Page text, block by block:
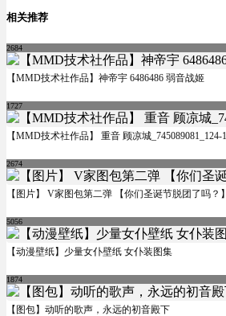
相关推荐
2684
【MMD技术社作品】神帝宇 6486486 弱音战姬
1727
【MMD技术社作品】 重音 顾凉城_745089081_124-1
2674
【图片】 V家图包第二弹 【你们圣诞节脱团了吗？】
5056
【动漫壁纸】少量女仆壁纸 女仆装图集
1874
【图包】动听的歌声，永远的初音殿下